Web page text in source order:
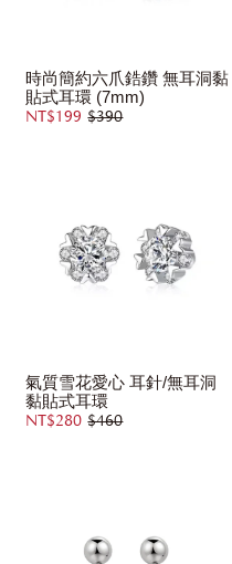
時尚簡約六爪鋯鑽 無耳洞黏
貼式耳環 (7mm)
NT$199 $390
氣質雪花愛心 耳針/無耳洞
黏貼式耳環
NT$280 $460